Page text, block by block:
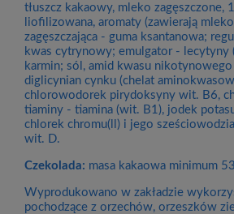
tłuszcz kakaowy, mleko zagęszczone,
liofilizowana, aromaty (zawierają
zagęszczająca - guma ksantanowa;
kwas cytrynowy; emulgator - lecytyny
karmin; sól, amid kwasu nikotynowego
diglicynian cynku (chelat
chlorowodorek pirydoksyny wit. B6,
tiaminy - tiamina (wit. B1), jodek
chlorek chromu(ll) i jego
wit. D.
Czekolada: masa kakaowa minimum
Wyprodukowano w zakładzie
pochodzące z orzechów, orzeszków